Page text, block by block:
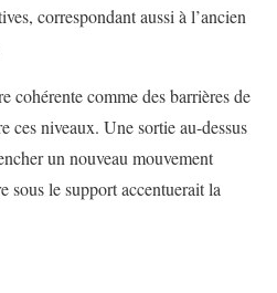
correspondant aussi à l’ancien
cohérente comme des barrières de
ces niveaux. Une sortie au-dessus
un nouveau mouvement
sous le support accentuerait la